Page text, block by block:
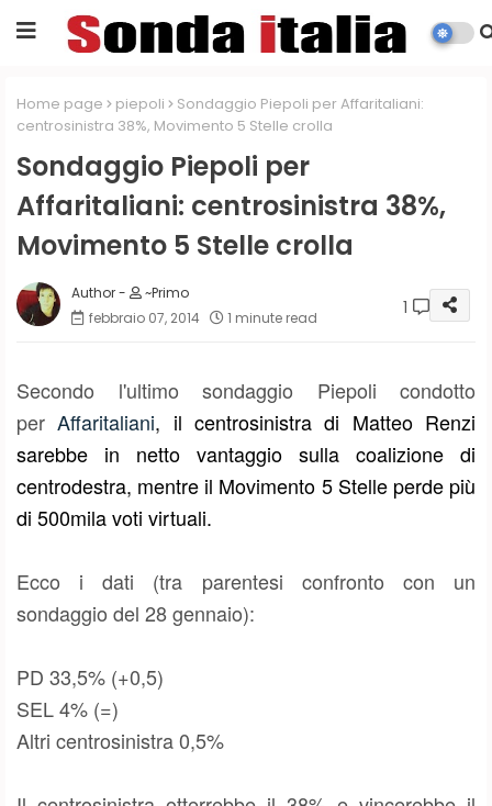
Home page piepoli
Sondaggio Piepoli per Affaritaliani:
centrosinistra 38%, Movimento 5 Stelle crolla
Sondaggio Piepoli per
Affaritaliani: centrosinistra 38%,
Movimento 5 Stelle crolla
~Primo
febbraio 07, 2014
1 minute read 1
Secondo l'ultimo sondaggio Piepoli condotto
perAffaritaliani, il centrosinistra di Matteo Renzi
sarebbe in netto vantaggio sulla coalizione di
centrodestra, mentre il Movimento 5 Stelle perde più
di 500mila voti virtuali.
Ecco i dati (tra parentesi confronto con un
sondaggio del 28 gennaio):
PD 33,5% (+0,5)
SEL 4% (=)
Altri centrosinistra 0,5%